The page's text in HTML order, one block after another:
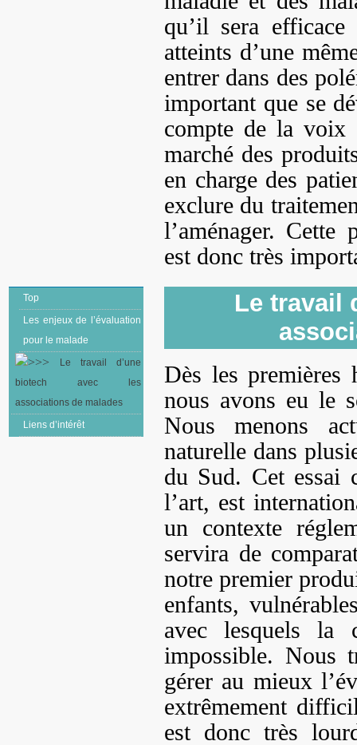
qu’il sera
atteints d’une
entrer dans des
important que se
compte de la voix
marché des
en charge des
exclure du
l’aménager. Cette
est donc très
Top
Les enjeux de l’évaluation
pour le malade
Le travail d’une
biotech avec les
associations de malades
Liens d’intérêt
Le travail
Dès les premières
nous avons eu le
Nous menons
naturelle dans
du Sud. Cet essai
l’art, est
un contexte
servira de
notre premier
enfants,
avec lesquels la
impossible. Nous
gérer au mieux
extrêmement
est donc très